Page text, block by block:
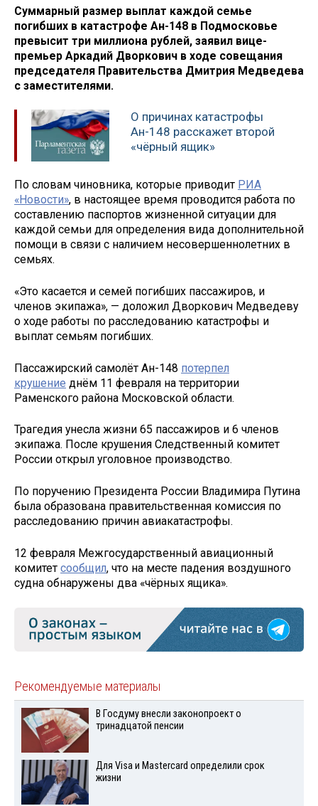
Суммарный размер выплат каждой семье
погибших в катастрофе Ан-148 в Подмосковье
превысит три миллиона рублей, заявил вице-
премьер Аркадий Дворкович в ходе совещания
председателя Правительства Дмитрия Медведева
с заместителями.
О причинах катастрофы
Ан-148 расскажет второй
«чёрный ящик»
По словам чиновника, которые приводит РИА
«Новости», в настоящее время проводится работа по
составлению паспортов жизненной ситуации для
каждой семьи для определения вида дополнительной
помощи в связи с наличием несовершеннолетних в
семьях.
«Это касается и семей погибших пассажиров, и
членов экипажа», — доложил Дворкович Медведеву
о ходе работы по расследованию катастрофы и
выплат семьям погибших.
Пассажирский самолёт Ан-148 потерпел
крушение днём 11 февраля на территории
Раменского района Московской области.
Трагедия унесла жизни 65 пассажиров и 6 членов
экипажа. После крушения Следственный комитет
России открыл уголовное производство.
По поручению Президента России Владимира Путина
была образована правительственная комиссия по
расследованию причин авиакатастрофы.
12 февраля Межгосударственный авиационный
комитет сообщил, что на месте падения воздушного
судна обнаружены два «чёрных ящика».
Рекомендуемые материалы
В Госдуму внесли законопроект о
тринадцатой пенсии
Для Visа и Mastercard определили срок
жизни